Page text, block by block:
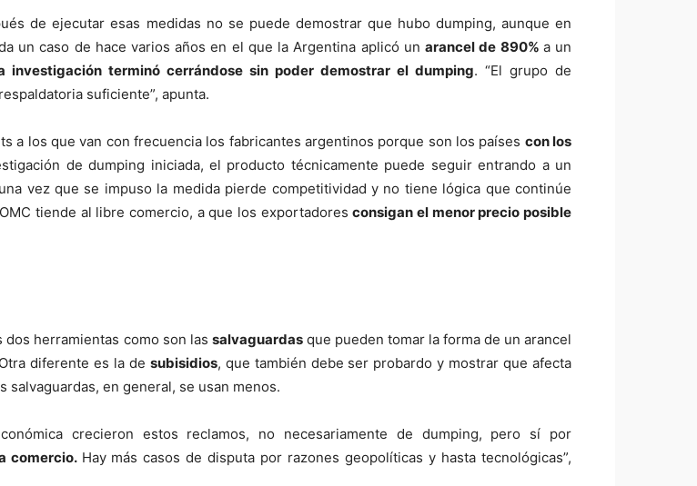
de ejecutar esas medidas no se puede demostrar que hubo dumping, aunque en
un caso de hace varios años en el que la Argentina aplicó unarancel de 890% a un
investigación terminó cerrándose sin poder demostrar el dumping. “El grupo de
suficiente”, apunta.
a los que van con frecuencia los fabricantes argentinos porque son los países con los
de dumping iniciada, el producto técnicamente puede seguir entrando a un
vez que se impuso la medida pierde competitividad y no tiene lógica que continúe
tiende al libre comercio, a que los exportadoresconsigan el menor precio posible
herramientas como son las salvaguardasque pueden tomar la forma de un arancel
diferente es la de subisidios, que también debe ser probardo y mostrar que afecta
salvaguardas, en general, se usan menos.
crecieron estos reclamos, no necesariamente de dumping, pero sí por
comercio. Hay más casos de disputa por razones geopolíticas y hasta tecnológicas”,